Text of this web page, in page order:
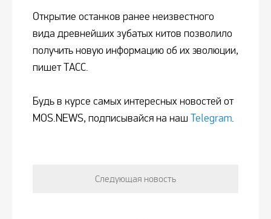
Открытие останков ранее неизвестного
вида древнейших зубатых китов позволило
получить новую информацию об их эволюции,
пишет ТАСС.
Будь в курсе самых интересных новостей от
MOS.NEWS, подписывайся на наш Telegram.
Следующая новость